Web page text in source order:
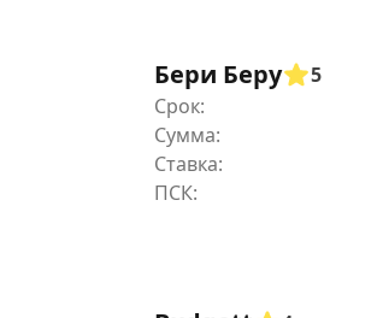
Бери Беру
5
Срок:
Сумма:
Ставка: